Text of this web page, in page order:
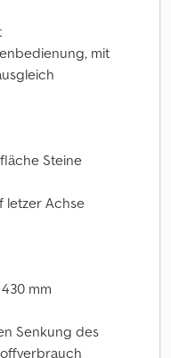
mit
Steine
letzer Achse
mm
Senkung des